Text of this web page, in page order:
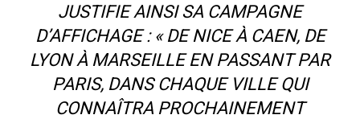
JUSTIFIE AINSI SA CAMPAGNE
D’AFFICHAGE : « DE NICE À CAEN, DE
LYON À MARSEILLE EN PASSANT PAR
PARIS, DANS CHAQUE VILLE QUI
CONNAÎTRA PROCHAINEMENT